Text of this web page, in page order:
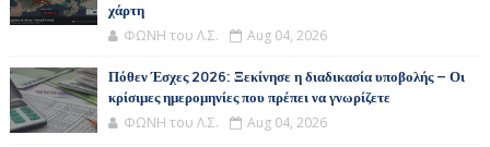
χάρτη
ΦΩΝΗ του Λ.Σ. Aug 04, 2026
Πόθεν Έσχες 2026: Ξεκίνησε η διαδικασία υποβολής – Οι
κρίσιμες ημερομηνίες που πρέπει να γνωρίζετε
ΦΩΝΗ του Λ.Σ. Aug 04, 2026